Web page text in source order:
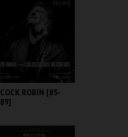
MAIS INFO
COMPRAR
COCK ROBIN [85-
89]
COLISEU DE LISBOA